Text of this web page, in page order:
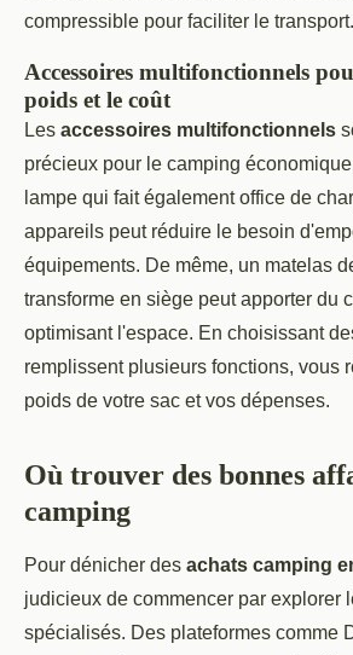
compressible pour faciliter le transport.
Accessoires multifonctionnels
poids et le coût
Les accessoires multifonctionnels
précieux pour le camping
lampe qui fait également office de
appareils peut réduire le besoin
équipements. De même, un matelas
transforme en siège peut apporter du
optimisant l'espace. En choisissant
remplissent plusieurs fonctions, vous
poids de votre sac et vos dépenses.
Où trouver des bonnes
camping
Pour dénicher des achats camping
judicieux de commencer par explorer
spécialisés. Des plateformes comme